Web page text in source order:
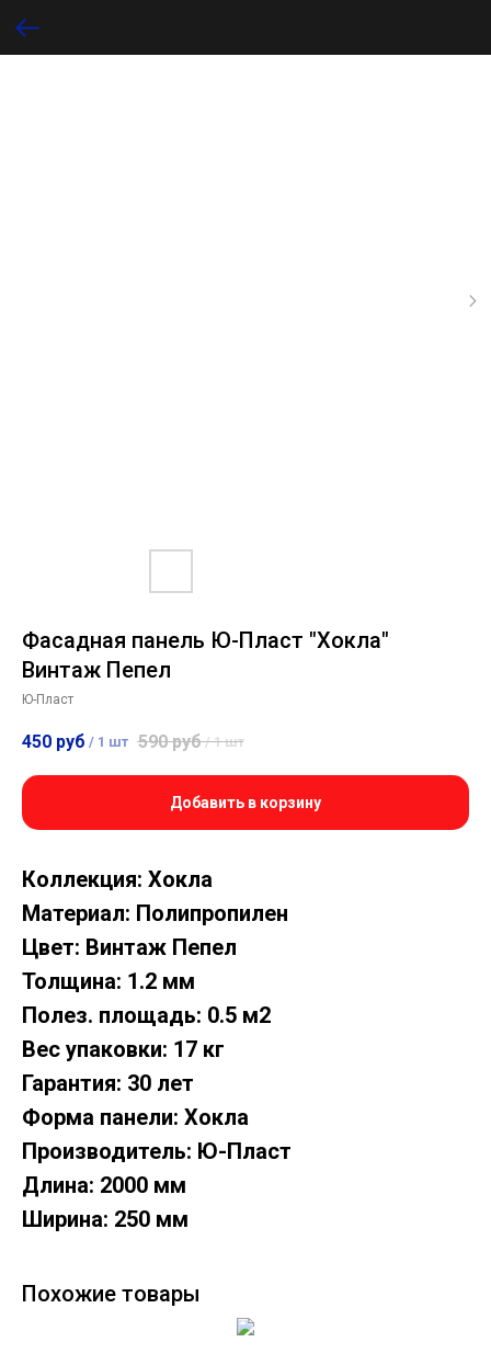
Фасадная панель Ю-Пласт "Хокла"
Винтаж Пепел
Ю-Пласт
450 руб / 1 шт 590 руб / 1 шт
Добавить в корзину
Коллекция: Хокла
Материал: Полипропилен
Цвет: Винтаж Пепел
Толщина: 1.2 мм
Полез. площадь: 0.5 м2
Вес упаковки: 17 кг
Гарантия: 30 лет
Форма панели: Хокла
Производитель: Ю-Пласт
Длина: 2000 мм
Ширина: 250 мм
Похожие товары